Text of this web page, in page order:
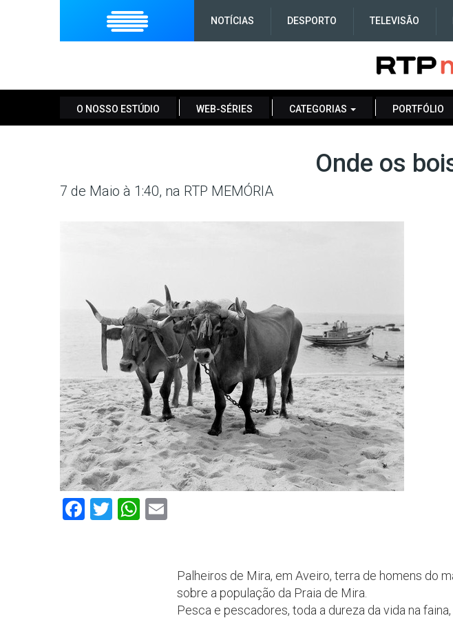
NOTÍCIAS DESPORTO TELEVISÃO
O NOSSO ESTÚDIO WEB-SÉRIES CATEGORIAS PORTFÓLIO
Onde os
7 de Maio à 1:40, na RTP MEMÓRIA
Facebook
TwitterWhatsApp
Palheiros de Mira, em Aveiro, terra de homens do
sobre a população da Praia de Mira.
Pesca e pescadores, toda a dureza da vida na